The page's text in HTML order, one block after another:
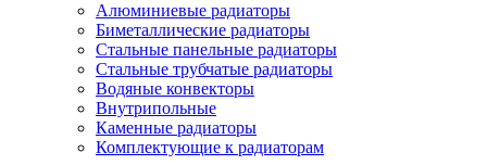
Алюминиевые радиаторы
Биметаллические радиаторы
Стальные панельные радиаторы
Стальные трубчатые радиаторы
Водяные конвекторы
Внутрипольные
Каменные радиаторы
Комплектующие к радиаторам